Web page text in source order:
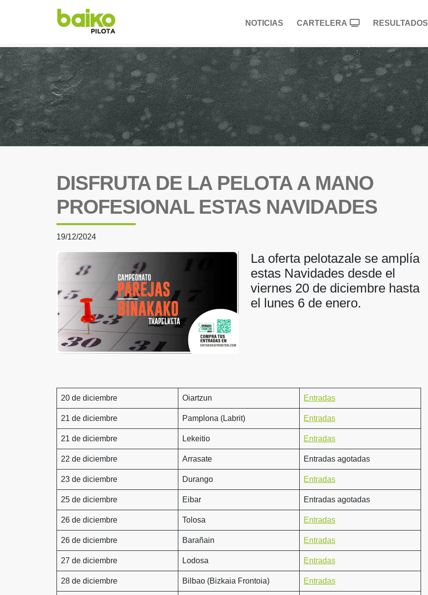
NOTICIAS CARTELERA RESULTADOS
DISFRUTA DE LA PELOTA A MANO
PROFESIONAL ESTAS NAVIDADES
19/12/2024
La oferta pelotazale se amplía
estas Navidades desde el
viernes 20 de diciembre hasta
el lunes 6 de enero.
20 de diciembre Oiartzun Entradas
21 de diciembre Pamplona (Labrit) Entradas
21 de diciembre Lekeitio Entradas
22 de diciembre Arrasate Entradas agotadas
23 de diciembre Durango Entradas
25 de diciembre Eibar Entradas agotadas
26 de diciembre Tolosa Entradas
26 de diciembre Barañain Entradas
27 de diciembre Lodosa Entradas
28 de diciembre Bilbao (Bizkaia Frontoia) Entradas